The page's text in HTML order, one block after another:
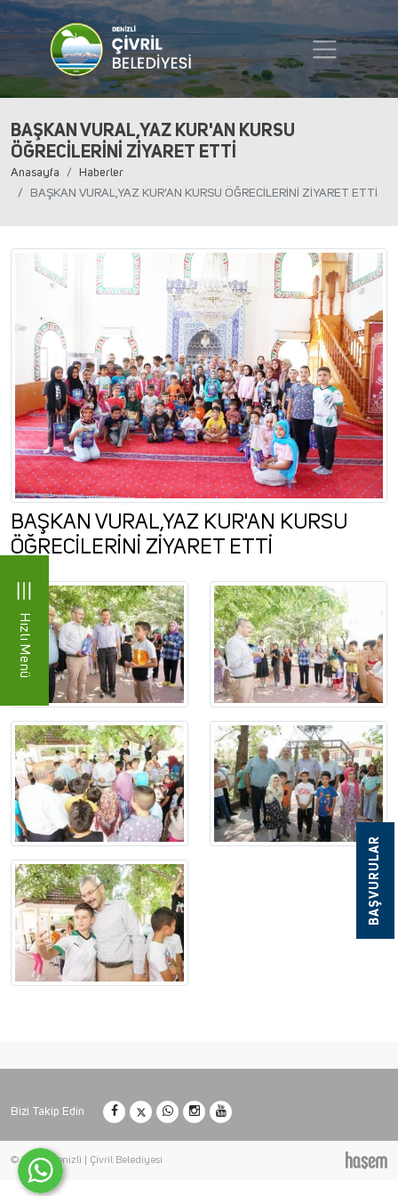
Hızlı Menü
BAŞVURULAR
BAŞKAN VURAL,YAZ KUR'AN KURSU
ÖĞRECİLERİNİ ZİYARET ETTİ
Anasayfa
Haberler
BAŞKAN VURAL,YAZ KUR'AN KURSU ÖĞRECİLERİNİ ZİYARET ETTİ
BAŞKAN VURAL,YAZ KUR'AN KURSU
ÖĞRECİLERİNİ ZİYARET ETTİ
Bizi Takip Edin
© 2026 Denizli | Çivril Belediyesi